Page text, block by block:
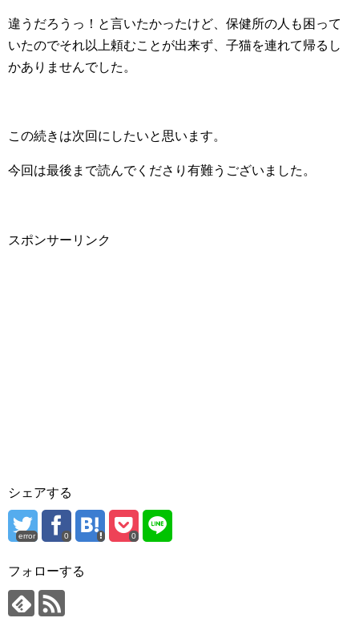
違うだろうっ！と言いたかったけど、保健所の人も困って
いたのでそれ以上頼むことが出来ず、子猫を連れて帰るし
かありませんでした。
この続きは次回にしたいと思います。
今回は最後まで読んでくださり有難うございました。
スポンサーリンク
シェアする
error 0 0
フォローする